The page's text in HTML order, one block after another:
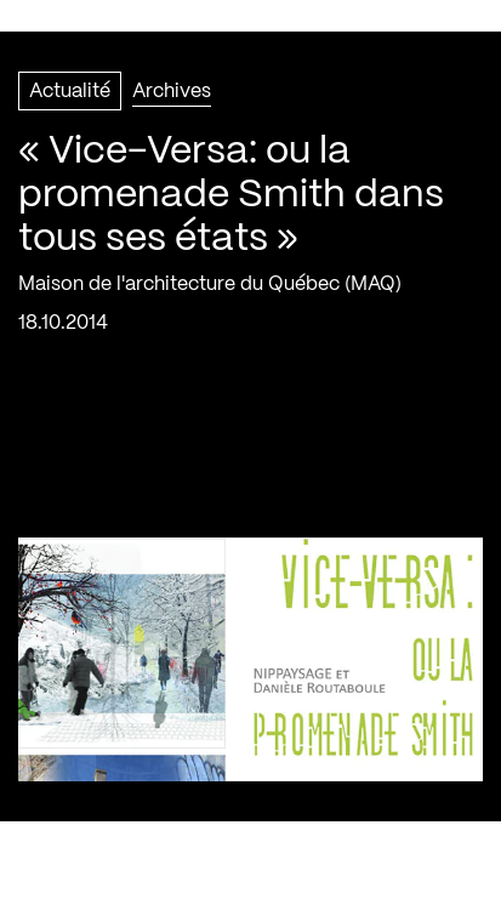
Actualité Archives
« Vice-Versa: ou la
promenade Smith dans
tous ses états »
Maison de l'architecture du Québec (MAQ)
18.10.2014